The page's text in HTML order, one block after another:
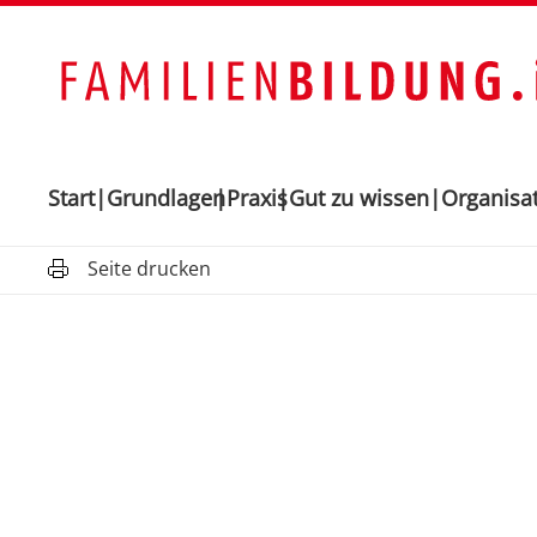
Start GrundlagenPraxisGut zu wissen
Seite drucken